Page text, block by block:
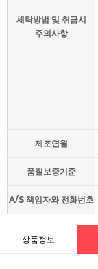
세탁방법 및 취급시
주의사항
제조연월
품질보증기준
A/S 책임자와 전화번호
상품정보